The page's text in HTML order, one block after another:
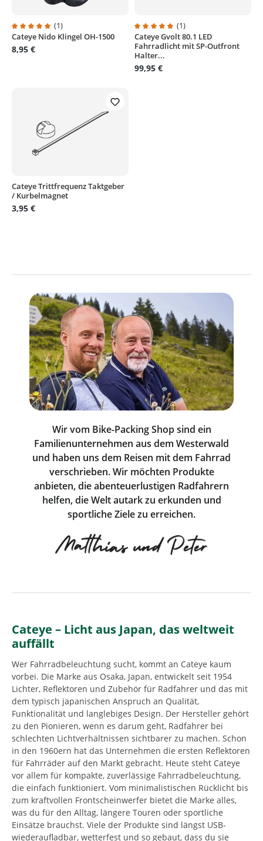
Durchschnittliche Bewertung von 5 von 5 Sternen
(1)
Cateye Nido Klingel OH-1500
8,95 €
Durchschnittliche Bewertung
(1)
Cateye Gvolt 80.1 LED
Fahrradlicht mit SP-Outfront
Halter...
99,95 €
Cateye Trittfrequenz Taktgeber
/ Kurbelmagnet
3,95 €
Wir vom Bike-Packing Shop sind ein
Familienunternehmen aus dem Westerwald
und haben uns dem Reisen mit dem Fahrrad
verschrieben. Wir möchten Produkte
anbieten, die abenteuerlustigen Radfahrern
helfen, die Welt autark zu erkunden und
sportliche Ziele zu erreichen.
Cateye – Licht aus Japan, das weltweit
auffällt
Wer Fahrradbeleuchtung sucht, kommt an Cateye kaum
vorbei. Die Marke aus Osaka, Japan, entwickelt seit 1954
Lichter, Reflektoren und Zubehör für Radfahrer und das mit
dem typisch japanischen Anspruch an Qualität,
Funktionalität und langlebiges Design. Der Hersteller gehört
zu den Pionieren, wenn es darum geht, Radfahrer bei
schlechten Lichtverhältnissen sichtbarer zu machen. Schon
in den 1960ern hat das Unternehmen die ersten Reflektoren
für Fahrräder auf den Markt gebracht. Heute steht Cateye
vor allem für kompakte, zuverlässige Fahrradbeleuchtung,
die einfach funktioniert. Vom minimalistischen Rücklicht bis
zum kraftvollen Frontscheinwerfer bietet die Marke alles,
was du für den Alltag, längere Touren oder sportliche
Einsätze brauchst. Viele der Produkte sind längst USB-
wiederaufladbar, wetterfest und so gebaut, dass du sie